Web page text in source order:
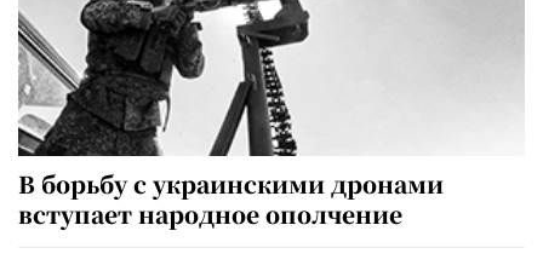
В борьбу с украинскими дронами
вступает народное ополчение